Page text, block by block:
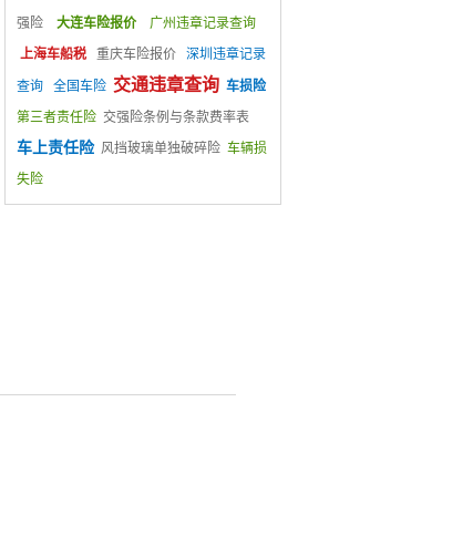
强险
大连车险报价
广州违章记录查询
上海车船税
重庆车险报价 深圳违章记录
查询 全国车险 交通违章查询 车损险
第三者责任险 交强险条例与条款费率表
车上责任险 风挡玻璃单独破碎险 车辆损
失险